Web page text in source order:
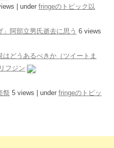
under fringeのトピック以
阿部立男氏逝去に思う 6 views
どうあるべきか（ツイートま
フジン
祭 5 views under fringeのトピッ